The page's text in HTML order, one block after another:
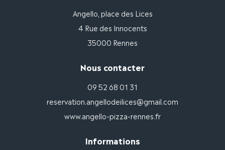
Angello, place des Lices
4 Rue des Innocents
35000 Rennes
Nous contacter
09 52 68 01 31
reservation.angellodeilices@gmail.com
www.angello-pizza-rennes.fr
Informations